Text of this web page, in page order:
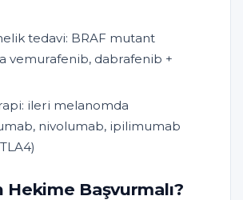
tedavi: BRAF mutant
vemurafenib, dabrafenib +
ileri melanomda
nivolumab, ipilimumab
Hekime Başvurmalı?